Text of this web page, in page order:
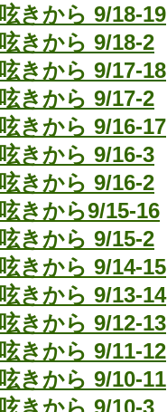
呟きから 9/18-19
呟きから 9/18-2
呟きから 9/17-18
呟きから 9/17-2
呟きから 9/16-17
呟きから 9/16-3
呟きから 9/16-2
呟きから9/15-16
呟きから 9/15-2
呟きから 9/14-15
呟きから 9/13-14
呟きから 9/12-13
呟きから 9/11-12
呟きから 9/10-11